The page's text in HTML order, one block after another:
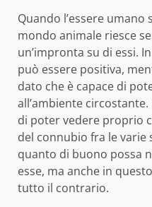
Quando l’essere umano
mondo animale riesce
un’impronta su di essi.
può essere positiva,
dato che è capace di
all’ambiente
di poter vedere proprio
del connubio fra le varie
quanto di buono possa
esse, ma anche in
tutto il contrario.